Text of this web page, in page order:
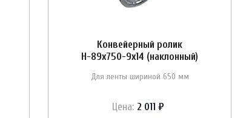
Конвейерный ролик
Н-89х750-9х14 (наклонный)
Для ленты шириной 650 мм
Цена: 2 011 ₽